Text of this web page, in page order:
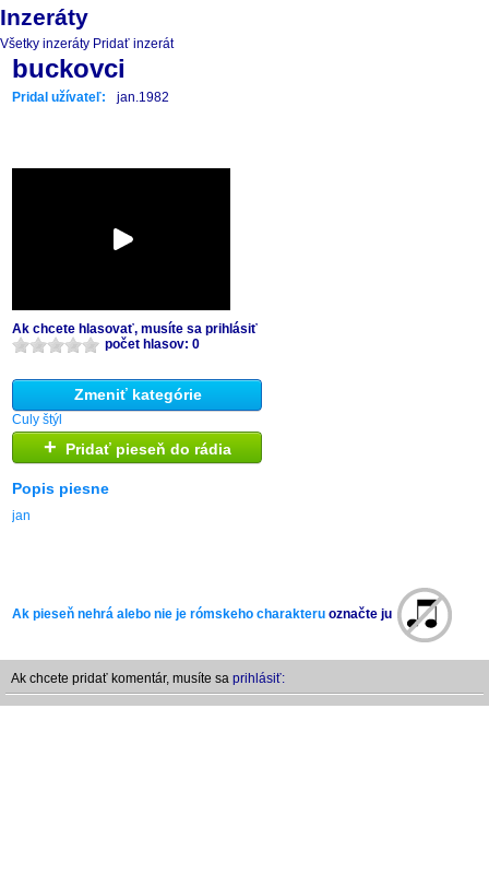
Inzeráty
Všetky inzeráty Pridať inzerát
buckovci
Pridal užívateľ: jan.1982
Ak chcete hlasovať, musíte sa prihlásiť
počet hlasov: 0
Zmeniť kategórie
Culy štýl
+ Pridať pieseň do rádia
Popis piesne
jan
Ak pieseň nehrá alebo nie je rómskeho charakteru označte ju
Ak chcete pridať komentár, musíte sa prihlásiť: